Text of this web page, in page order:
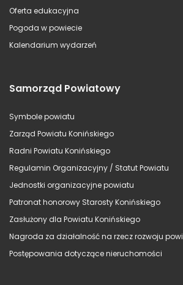
Oferta edukacyjna
Pogoda w powiecie
Kalendarium wydarzeń
Samorząd Powiatowy
Symbole powiatu
Zarząd Powiatu Konińskiego
Radni Powiatu Konińskiego
Regulamin Organizacyjny / Statut Powiatu
Jednostki organizacyjne powiatu
Patronat honorowy Starosty Konińskiego
Zasłużony dla Powiatu Konińskiego
Nagroda za działalność na rzecz rozwoju
Postępowania dotyczące nieruchomości